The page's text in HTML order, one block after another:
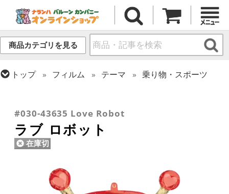
商品カテゴリを見る
トップ フィルム テーマ
乗り物・スポーツ
#030-43635 Love Robot
ラブ ロボット
在庫切